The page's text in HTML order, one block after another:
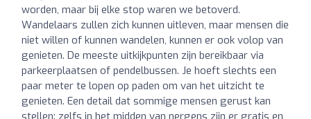
worden, maar bij elke stop waren we betoverd.
Wandelaars zullen zich kunnen uitleven, maar mensen die
niet willen of kunnen wandelen, kunnen er ook volop van
genieten. De meeste uitkijkpunten zijn bereikbaar via
parkeerplaatsen of pendelbussen. Je hoeft slechts een
paar meter te lopen op paden om van het uitzicht te
genieten. Een detail dat sommige mensen gerust kan
stellen: zelfs in het midden van nergens zijn er gratis en